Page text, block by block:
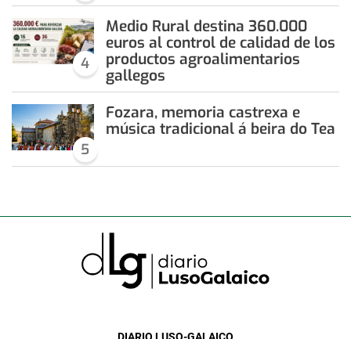
4
Medio Rural destina 360.000
euros al control de calidad de los
productos agroalimentarios
gallegos
5
Fozara, memoria castrexa e
música tradicional á beira do Tea